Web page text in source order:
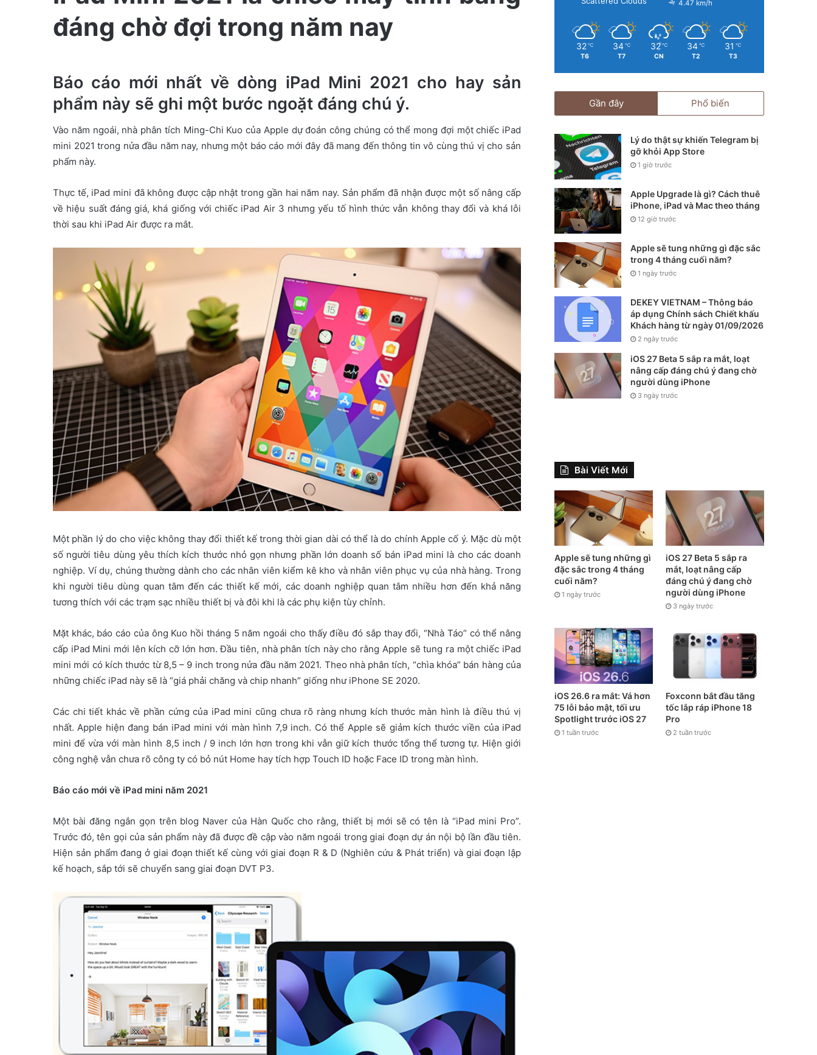
đáng chờ đợi trong năm nay
Báo cáo mới nhất về dòng iPad Mini 2021 cho hay sản
phẩm này sẽ ghi một bước ngoặt đáng chú ý.
Vào năm ngoái, nhà phân tích Ming-Chi Kuo của Apple dự đoán công chúng có thể mong đợi một chiếc iPad
mini 2021 trong nửa đầu năm nay, nhưng một báo cáo mới đây đã mang đến thông tin vô cùng thú vị cho sản
phẩm này.
Thực tế, iPad mini đã không được cập nhật trong gần hai năm nay. Sản phẩm đã nhận được một số nâng cấp
về hiệu suất đáng giá, khá giống với chiếc iPad Air 3 nhưng yếu tố hình thức vẫn không thay đổi và khá lỗi
thời sau khi iPad Air được ra mắt.
Một phần lý do cho việc không thay đổi thiết kế trong thời gian dài có thể là do chính Apple cố ý. Mặc dù một
số người tiêu dùng yêu thích kích thước nhỏ gọn nhưng phần lớn doanh số bán iPad mini là cho các doanh
nghiệp. Ví dụ, chúng thường dành cho các nhân viên kiểm kê kho và nhân viên phục vụ của nhà hàng. Trong
khi người tiêu dùng quan tâm đến các thiết kế mới, các doanh nghiệp quan tâm nhiều hơn đến khả năng
tương thích với các trạm sạc nhiều thiết bị và đôi khi là các phụ kiện tùy chỉnh.
Mặt khác, báo cáo của ông Kuo hồi tháng 5 năm ngoái cho thấy điều đó sắp thay đổi, “Nhà Táo” có thể nâng
cấp iPad Mini mới lên kích cỡ lớn hơn. Đầu tiên, nhà phân tích này cho rằng Apple sẽ tung ra một chiếc iPad
mini mới có kích thước từ 8,5 – 9 inch trong nửa đầu năm 2021. Theo nhà phân tích, “chìa khóa” bán hàng của
những chiếc iPad này sẽ là “giá phải chăng và chip nhanh” giống như iPhone SE 2020.
Các chi tiết khác về phần cứng của iPad mini cũng chưa rõ ràng nhưng kích thước màn hình là điều thú vị
nhất. Apple hiện đang bán iPad mini với màn hình 7,9 inch. Có thể Apple sẽ giảm kích thước viền của iPad
mini để vừa với màn hình 8,5 inch / 9 inch lớn hơn trong khi vẫn giữ kích thước tổng thể tương tự. Hiện giới
công nghệ vẫn chưa rõ công ty có bỏ nút Home hay tích hợp Touch ID hoặc Face ID trong màn hình.
Báo cáo mới về iPad mini năm 2021
Một bài đăng ngắn gọn trên blog Naver của Hàn Quốc cho rằng, thiết bị mới sẽ có tên là “iPad mini Pro”.
Trước đó, tên gọi của sản phẩm này đã được đề cập vào năm ngoái trong giai đoạn dự án nội bộ lần đầu tiên.
Hiện sản phẩm đang ở giai đoạn thiết kế cùng với giai đoạn R & D (Nghiên cứu & Phát triển) và giai đoạn lập
kế hoạch, sắp tới sẽ chuyển sang giai đoạn DVT P3.
4.47 km/h
32 ℃
T6
34 ℃
T7
32 ℃
CN
34 ℃
T2
31 ℃
T3
Gần đây Phổ biến
Lý do thật sự khiến Telegram bị
gỡ khỏi App Store
1 giờ trước
Apple Upgrade là gì? Cách thuê
iPhone, iPad và Mac theo tháng
12 giờ trước
Apple sẽ tung những gì đặc sắc
trong 4 tháng cuối năm?
1 ngày trước
DEKEY VIETNAM – Thông báo
áp dụng Chính sách Chiết khấu
Khách hàng từ ngày 01/09/2026
2 ngày trước
iOS 27 Beta 5 sắp ra mắt, loạt
nâng cấp đáng chú ý đang chờ
người dùng iPhone
3 ngày trước
Bài Viết Mới
Apple sẽ tung những gì
đặc sắc trong 4 tháng
cuối năm?
1 ngày trước
iOS 27 Beta 5 sắp ra
mắt, loạt nâng cấp
đáng chú ý đang chờ
người dùng iPhone
3 ngày trước
iOS 26.6 ra mắt: Vá hơn
75 lỗi bảo mật, tối ưu
Spotlight trước iOS 27
1 tuần trước
Foxconn bắt đầu tăng
tốc lắp ráp iPhone 18
Pro
2 tuần trước